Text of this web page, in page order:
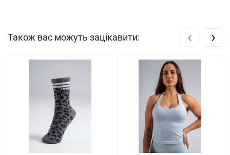
Також вас можуть зацікавити: ‹ ›